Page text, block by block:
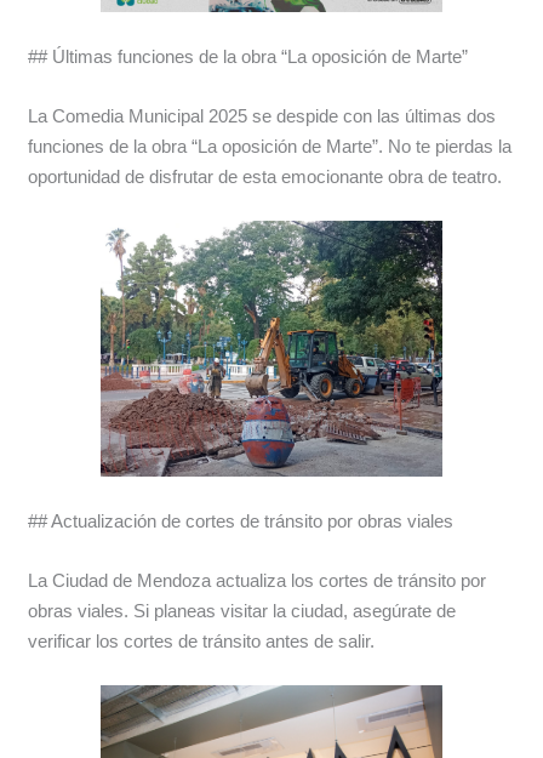
## Últimas funciones de la obra “La oposición de Marte”
La Comedia Municipal 2025 se despide con las últimas dos
funciones de la obra “La oposición de Marte”. No te pierdas la
oportunidad de disfrutar de esta emocionante obra de teatro.
## Actualización de cortes de tránsito por obras viales
La Ciudad de Mendoza actualiza los cortes de tránsito por
obras viales. Si planeas visitar la ciudad, asegúrate de
verificar los cortes de tránsito antes de salir.